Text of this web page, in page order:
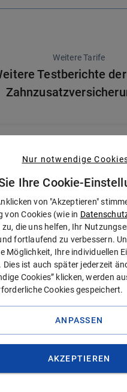
Weitere Tarife
Testberichte
Sehr gut
100
05:26| Von:Lars Weiland
ZUM TESTBERICHT
bewertet.
7/2025
PREIS BERECHNEN
Nur notwendige
Ihre Cookie-
von "Akzeptieren"
von Cookies (wie in
die uns helfen, Ihr
fortlaufend zu verbessern.
Möglichkeit, Ihre individuellen
ist auch später jederzeit
Cookies” klicken, werden
Cookies gespeichert.
ANPASSEN
AKZEPTIEREN